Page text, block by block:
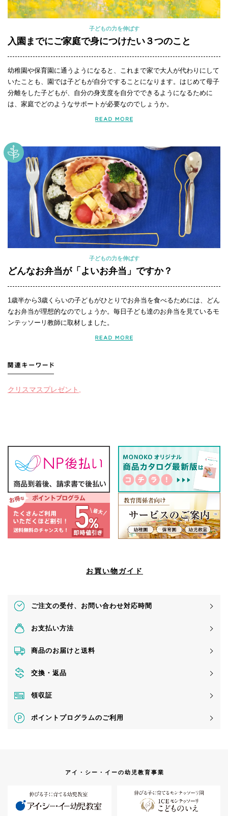
子どもの力を伸ばす
入園までにご家庭で身につけたい３つのこと
幼稚園や保育園に通うようになると、これまで家で大人が代わりにして
いたことも、園では子どもが自分ですることになります。はじめて母子
分離をした子どもが、自分の身支度を自分でできるようになるために
は、家庭でどのようなサポートが必要なのでしょうか。
子どもの力を伸ばす
どんなお弁当が「よいお弁当」ですか？
1歳半から3歳くらいの子どもがひとりでお弁当を食べるためには、どん
なお弁当が理想的なのでしょうか。毎日子ども達のお弁当を見ているモ
ンテッソーリ教師に取材しました。
クリスマスプレゼント,
お買い物ガイド
ご注文の受付、 お問い合わせ対応時間
お支払い方法
商品のお届けと送料
交換・返品
領収証
ポイントプログラムのご利用
アイ・シー・イーの幼児教育事業